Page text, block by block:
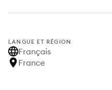
LANGUE ET RÉGION
Français
France